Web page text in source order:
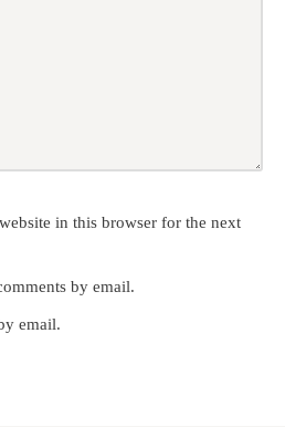
in this browser for the next
by email.
email.